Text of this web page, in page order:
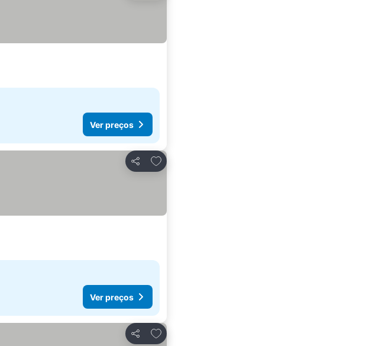
Ver preços
Partilhar
Adicionar aos favoritos
Ver preços
Partilhar
Adicionar aos favoritos